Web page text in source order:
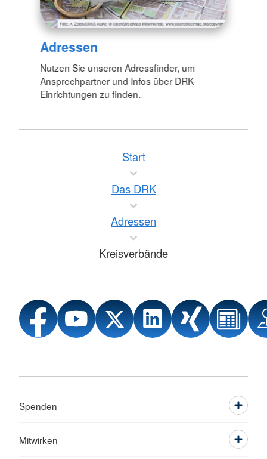
Adressen
Nutzen Sie unseren Adressfinder, um
Ansprechpartner und Infos über DRK-
Einrichtungen zu finden.
Start
Das DRK
Adressen
Kreisverbände
Spenden
Mitwirken